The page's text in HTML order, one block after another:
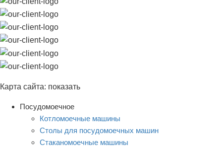
Карта сайта: показать
Посудомоечное
Котломоечные машины
Столы для посудомоечных машин
Стаканомоечные машины